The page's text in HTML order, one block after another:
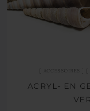
ACCESSOIRES
ACRYL- EN